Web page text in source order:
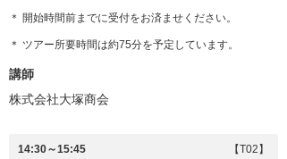
＊ 開始時間前までに受付をお済ませください。
＊ ツアー所要時間は約75分を予定しています。
講師
株式会社大塚商会
14:30～15:45 【T02】